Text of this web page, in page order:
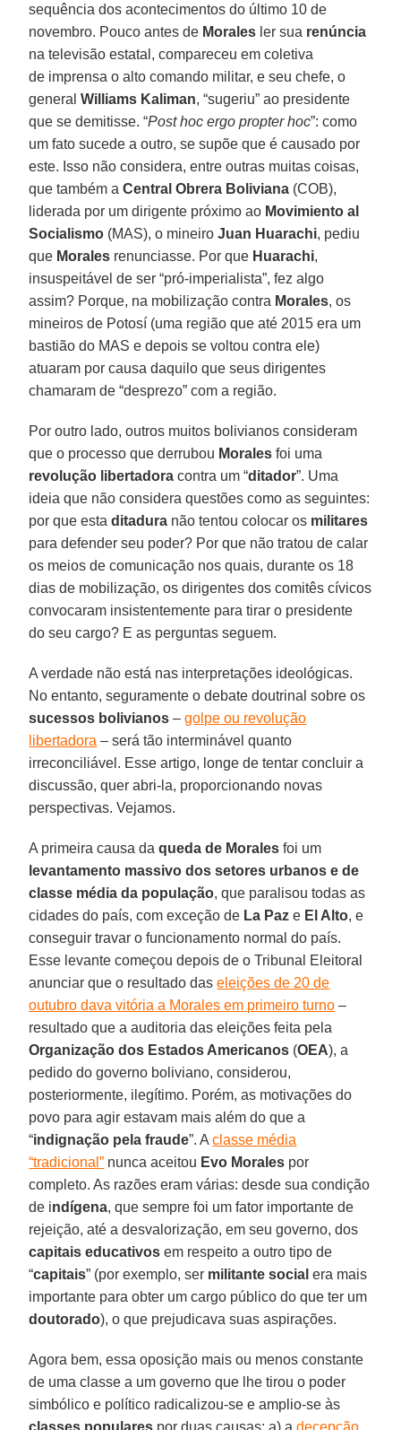
sequência dos acontecimentos do último 10 de
novembro. Pouco antes de Morales ler sua renúncia
na televisão estatal, compareceu em coletiva
de imprensa o alto comando militar, e seu chefe, o
generalWilliams Kaliman, “sugeriu” ao presidente
que se demitisse. “Post hoc ergo propter hoc”: como
um fato sucede a outro, se supõe que é causado por
este. Isso não considera, entre outras muitas coisas,
que também aCentral Obrera Boliviana (COB),
liderada por um dirigente próximo ao Movimiento al
Socialismo (MAS), o mineiroJuan Huarachi, pediu
que Morales renunciasse. Por que Huarachi,
insuspeitável de ser “pró-imperialista”, fez algo
assim? Porque, na mobilização contra Morales, os
mineiros de Potosí (uma região que até 2015 era um
bastião do MAS e depois se voltou contra ele)
atuaram por causa daquilo que seus dirigentes
chamaram de “desprezo” com a região.
Por outro lado, outros muitos bolivianos consideram
que o processo que derrubou Morales foi uma
revolução libertadora contra um “ditador”. Uma
ideia que não considera questões como as seguintes:
por que estaditadura não tentou colocar os militares
para defender seu poder? Por que não tratou de calar
os meios de comunicação nos quais, durante os 18
dias de mobilização, os dirigentes dos comitês cívicos
convocaram insistentemente para tirar o presidente
do seu cargo? E as perguntas seguem.
A verdade não está nas interpretações ideológicas.
No entanto, seguramente o debate doutrinal sobre os
sucessos bolivianos –golpe ou revolução
libertadora – será tão interminável quanto
irreconciliável. Esse artigo, longe de tentar concluir a
discussão, quer abri-la, proporcionando novas
perspectivas. Vejamos.
A primeira causa daqueda de Morales foi um
levantamento massivo dos setores urbanos e de
classe média da população, que paralisou todas as
cidades do país, com exceção de La Paz e El Alto, e
conseguir travar o funcionamento normal do país.
Esse levante começou depois de o Tribunal Eleitoral
anunciar que o resultado daseleições de 20 de
outubro dava vitória a Morales em primeiro turno –
resultado que a auditoria das eleições feita pela
Organização dos Estados Americanos (OEA), a
pedido do governo boliviano, considerou,
posteriormente, ilegítimo. Porém, as motivações do
povo para agir estavam mais além do que a
“indignação pela fraude”. Aclasse média
“tradicional” nunca aceitou Evo Morales por
completo. As razões eram várias: desde sua condição
de indígena, que sempre foi um fator importante de
rejeição, até a desvalorização, em seu governo, dos
capitais educativos em respeito a outro tipo de
“capitais” (por exemplo, ser militante social era mais
importante para obter um cargo público do que ter um
doutorado), o que prejudicava suas aspirações.
Agora bem, essa oposição mais ou menos constante
de uma classe a um governo que lhe tirou o poder
simbólico e político radicalizou-se e amplio-se às
classes populares por duas causas: a) adecepção